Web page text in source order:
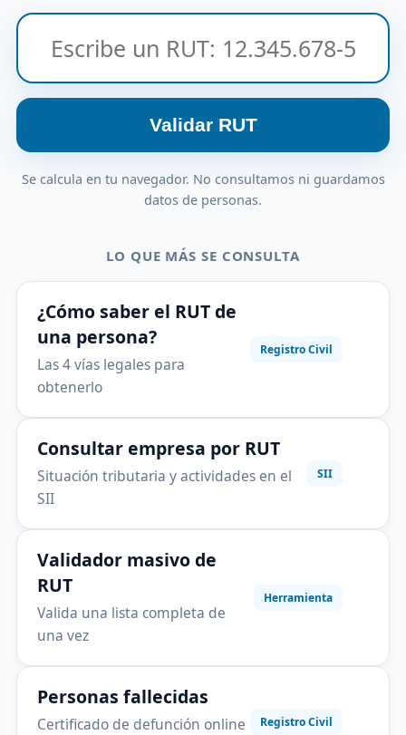
Validar RUT
Se calcula en tu navegador. No consultamos ni guardamos
datos de personas.
LO QUE MÁS SE CONSULTA
¿Cómo saber el RUT de
una persona?
Las 4 vías legales para
obtenerlo
Registro Civil
Consultar empresa por RUT
Situación tributaria y actividades en el
SII
SII
Validador masivo de
RUT
Valida una lista completa de
una vez
Herramienta
Personas fallecidas
Certificado de defunción online
Registro Civil